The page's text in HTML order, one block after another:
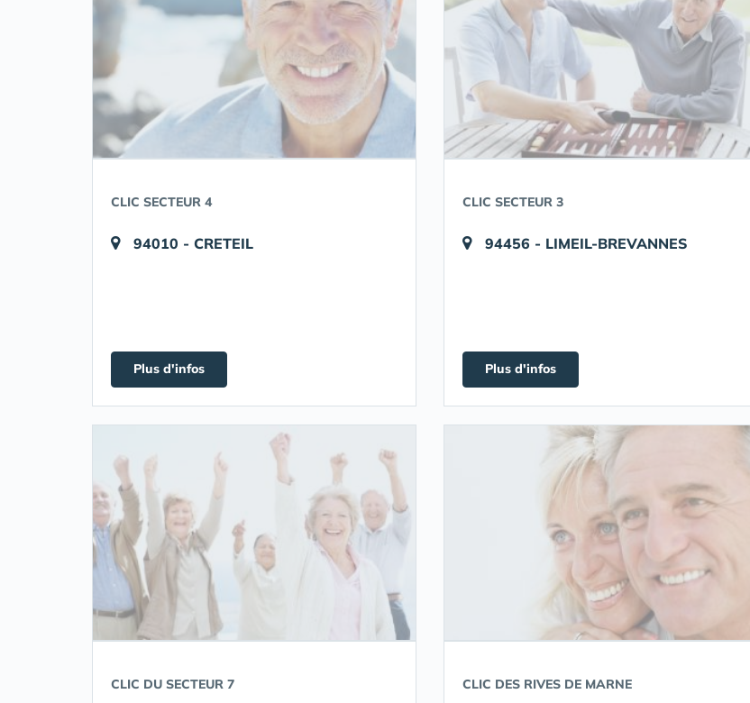
CLIC SECTEUR 4
94010 - CRETEIL
Plus d'infos
CLIC SECTEUR 3
94456 - LIMEIL-BREVANNES
Plus d'infos
CLIC DU SECTEUR 7 CLIC DES RIVES DE MARNE